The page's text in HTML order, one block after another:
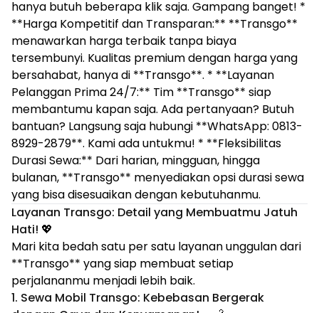
hanya butuh beberapa klik saja. Gampang banget! *
**Harga Kompetitif dan Transparan:** **Transgo**
menawarkan harga terbaik tanpa biaya
tersembunyi. Kualitas premium dengan harga yang
bersahabat, hanya di **Transgo**. * **Layanan
Pelanggan Prima 24/7:** Tim **Transgo** siap
membantumu kapan saja. Ada pertanyaan? Butuh
bantuan? Langsung saja hubungi **WhatsApp: 0813-
8929-2879**. Kami ada untukmu! * **Fleksibilitas
Durasi Sewa:** Dari harian, mingguan, hingga
bulanan, **Transgo** menyediakan opsi durasi sewa
yang bisa disesuaikan dengan kebutuhanmu.
Layanan Transgo: Detail yang Membuatmu Jatuh
Hati! 💖
Mari kita bedah satu per satu layanan unggulan dari
**Transgo** yang siap membuat setiap
perjalananmu menjadi lebih baik.
1. Sewa Mobil Transgo: Kebebasan Bergerak